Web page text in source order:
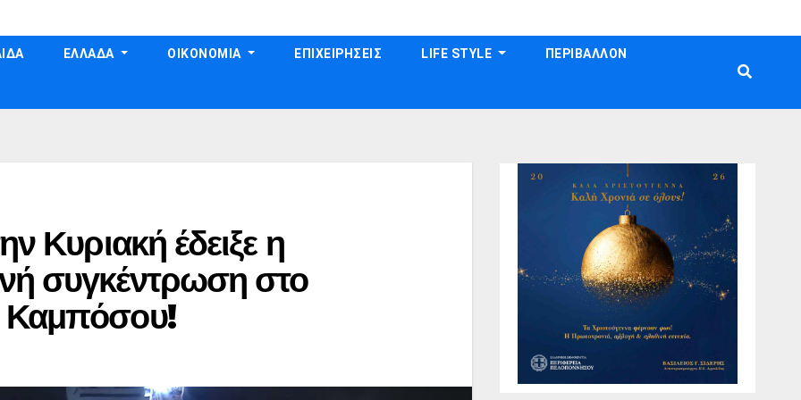
ΕΛΛΑΔΑ ΟΙΚΟΝΟΜΙΑ ΕΠΙΧΕΙΡΗΣΕΙΣ LIFE STYLE ΠΕΡΙΒΑΛΛΟΝ
Κυριακή έδειξε η
συγκέντρωση στο
Καμπόσου!